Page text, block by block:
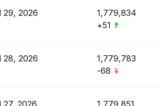
29, 2026
1,779,834
+51
28, 2026
1,779,783
-68
27, 2026 1,779,851